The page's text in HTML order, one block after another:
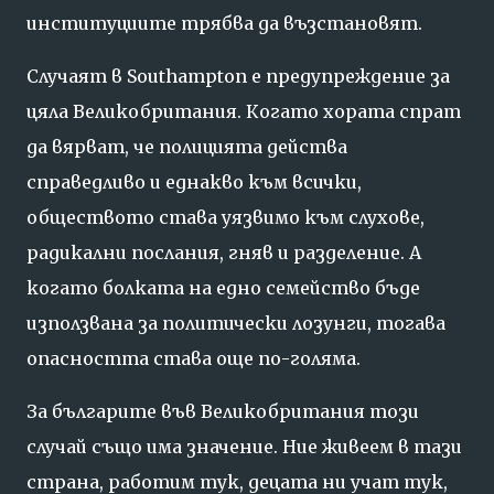
институциите трябва да възстановят.
Случаят в Southampton е предупреждение за
цяла Великобритания. Когато хората спрат
да вярват, че полицията действа
справедливо и еднакво към всички,
обществото става уязвимо към слухове,
радикални послания, гняв и разделение. А
когато болката на едно семейство бъде
използвана за политически лозунги, тогава
опасността става още по-голяма.
За българите във Великобритания този
случай също има значение. Ние живеем в тази
страна, работим тук, децата ни учат тук,